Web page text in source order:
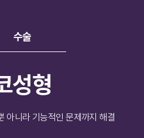
수술
성형
아니라 기능적인 문제까지 해결